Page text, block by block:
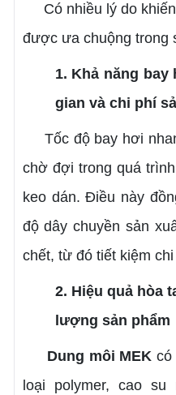
Có nhiều lý do khiến
được ưa chuộng trong
1. Khả năng
gian và chi phí
Tốc độ bay hơi
chờ đợi trong quá
keo dán. Điều này
độ dây chuyền sản
chết, từ đó tiết kiệm
2. Hiệu quả hòa
lượng sản phẩm
Dung môi MEKcó
loại polymer, cao su